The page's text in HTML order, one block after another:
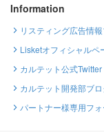
Information
リスティング広告情
Lisketオフィシャルペ
カルテット公式Twitter
カルテット開発部ブ
パートナー様専用フ